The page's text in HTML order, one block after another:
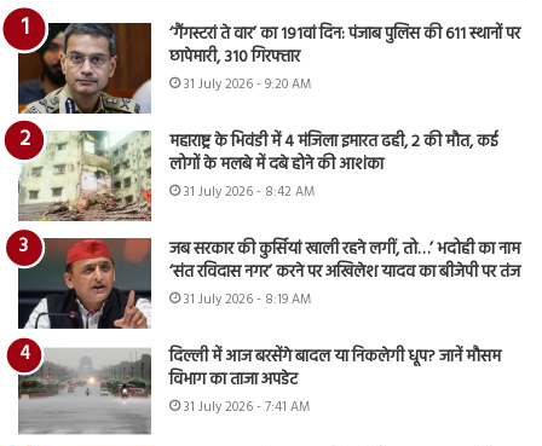
‘गैंगस्टरां ते वार’ का 191वां दिन: पंजाब पुलिस की 611 स्थानों पर
छापेमारी, 310 गिरफ्तार
31 July 2026 - 9:20 AM
महाराष्ट्र के भिवंडी में 4 मंजिला इमारत ढही, 2 की मौत, कई
लोगों के मलबे में दबे होने की आशंका
31 July 2026 - 8:42 AM
जब सरकार की कुर्सियां खाली रहने लगीं, तो…’ भदोही का नाम
‘संत रविदास नगर’ करने पर अखिलेश यादव का बीजेपी पर तंज
31 July 2026 - 8:19 AM
दिल्ली में आज बरसेंगे बादल या निकलेगी धूप? जानें मौसम
विभाग का ताजा अपडेट
31 July 2026 - 7:41 AM